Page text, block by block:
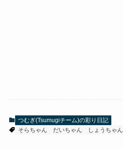
つむぎ(Tsumugiチーム)の彩り日記
そらちゃん
だいちゃん しょうちゃん